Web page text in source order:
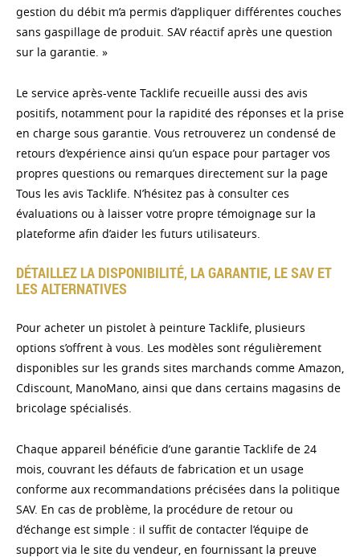
gestion du débit m’a permis d’appliquer différentes couches
sans gaspillage de produit. SAV réactif après une question
sur la garantie. »
Le service après-vente Tacklife recueille aussi des avis
positifs, notamment pour la rapidité des réponses et la prise
en charge sous garantie. Vous retrouverez un condensé de
retours d’expérience ainsi qu’un espace pour partager vos
propres questions ou remarques directement sur la page
Tous les avis Tacklife. N’hésitez pas à consulter ces
évaluations ou à laisser votre propre témoignage sur la
plateforme afin d’aider les futurs utilisateurs.
DÉTAILLEZ LA DISPONIBILITÉ, LA GARANTIE, LE SAV ET
LES ALTERNATIVES
Pour acheter un pistolet à peinture Tacklife, plusieurs
options s’offrent à vous. Les modèles sont régulièrement
disponibles sur les grands sites marchands comme Amazon,
Cdiscount, ManoMano, ainsi que dans certains magasins de
bricolage spécialisés.
Chaque appareil bénéficie d’une garantie Tacklife de 24
mois, couvrant les défauts de fabrication et un usage
conforme aux recommandations précisées dans la politique
SAV. En cas de problème, la procédure de retour ou
d’échange est simple : il suffit de contacter l’équipe de
support via le site du vendeur, en fournissant la preuve